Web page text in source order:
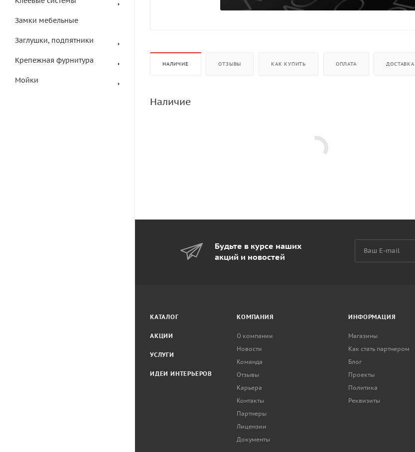
Замки мебельные
Заглушки, подпятники
Крепежная фурнитура
Мойки
НАЛИЧИЕ ОТЗЫВЫ КАК КУПИТЬ ОПЛАТА ДОСТАВКА
Наличие
Будьте в курсе наших
акций и новостей
КАТАЛОГ
АКЦИИ
УСЛУГИ
ИДЕИ ИНТЕРЬЕРОВ
КОМПАНИЯ
О компании
Новости
Команда
Отзывы
Карьера
Контакты
Партнеры
Лицензии
Документы
ИНФОРМАЦИЯ
Магазины
Как стать партнером
Блог
Проекты
Политика
Реквизиты